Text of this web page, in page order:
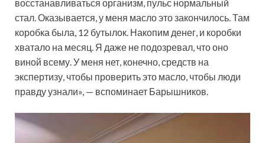
восстанавливаться организм, пульс нормальный
стал. Оказывается, у меня масло это закончилось. Там
коробка была, 12 бутылок. Накопим денег, и коробки
хватало на месяц. Я даже не подозревал, что оно
виной всему. У меня нет, конечно, средств на
экспертизу, чтобы проверить это масло, чтобы люди
правду узнали», — вспоминает Барышников.